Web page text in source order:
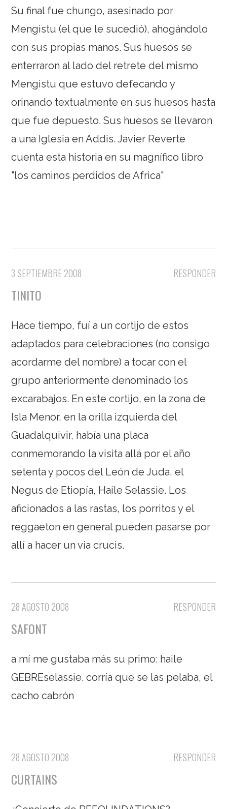
Su final fue chungo, asesinado por
Mengistu (el que le sucedió), ahogándolo
con sus propias manos. Sus huesos se
enterraron al lado del retrete del mismo
Mengistu que estuvo defecando y
orinando textualmente en sus huesos hasta
que fue depuesto. Sus huesos se llevaron
a una Iglesia en Addis. Javier Reverte
cuenta esta historia en su magnífico libro
"los caminos perdidos de Africa"
RESPONDER
3 SEPTIEMBRE 2008
TINITO
Hace tiempo, fuí a un cortijo de estos
adaptados para celebraciones (no consigo
acordarme del nombre) a tocar con el
grupo anteriormente denominado los
excarabajos. En este cortijo, en la zona de
Isla Menor, en la orilla izquierda del
Guadalquivir, había una placa
conmemorando la visita allá por el año
setenta y pocos del León de Juda, el
Negus de Etiopía, Haile Selassie. Los
aficionados a las rastas, los porritos y el
reggaeton en general pueden pasarse por
allí a hacer un via crucis.
RESPONDER
28 AGOSTO 2008
SAFONT
a mí me gustaba más su primo: haile
GEBREselassie. corría que se las pelaba, el
cacho cabrón
RESPONDER
28 AGOSTO 2008
CURTAINS